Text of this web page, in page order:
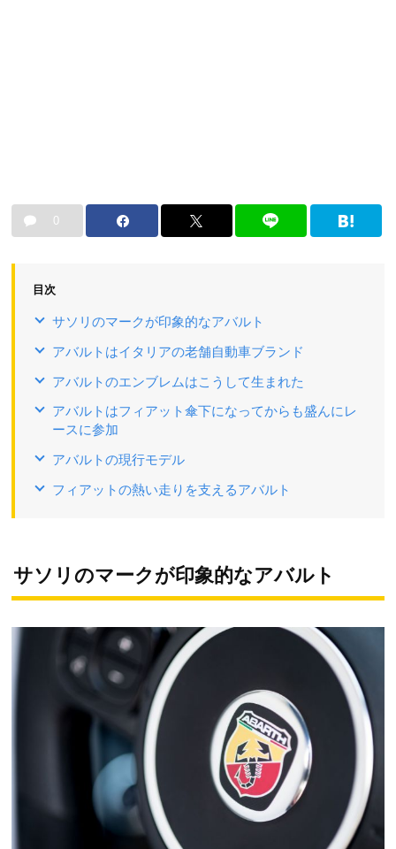
0
目次
サソリのマークが印象的なアバルト
アバルトはイタリアの老舗自動車ブランド
アバルトのエンブレムはこうして生まれた
アバルトはフィアット傘下になってからも盛んにレ
ースに参加
アバルトの現行モデル
フィアットの熱い走りを支えるアバルト
サソリのマークが印象的なアバルト